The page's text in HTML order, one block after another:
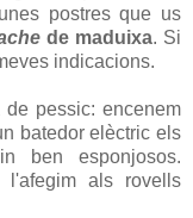
postres que us
de maduixa. Si
indicacions.
pessic: encenem
batedor elèctric els
ben esponjosos.
als rovells